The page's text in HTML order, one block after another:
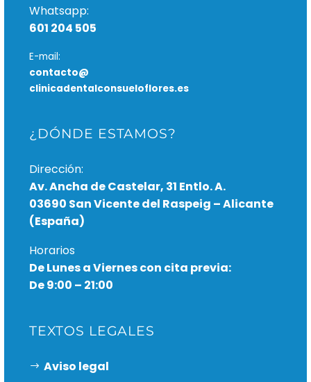
Whatsapp:
601 204 505
E-mail:
contacto@
clinicadentalconsueloflores.es
¿DÓNDE ESTAMOS?
Dirección:
Av. Ancha de Castelar, 31 Entlo. A.
03690 San Vicente del Raspeig – Alicante
(España)
Horarios
De Lunes a Viernes con cita previa:
De 9:00 – 21:00
TEXTOS LEGALES
Aviso legal